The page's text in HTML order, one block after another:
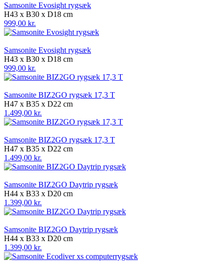
Samsonite Evosight rygsæk
H43 x B30 x D18 cm
999,00 kr.
Samsonite Evosight rygsæk
H43 x B30 x D18 cm
999,00 kr.
Samsonite BIZ2GO rygsæk 17,3 T
H47 x B35 x D22 cm
1.499,00 kr.
Samsonite BIZ2GO rygsæk 17,3 T
H47 x B35 x D22 cm
1.499,00 kr.
Samsonite BIZ2GO Daytrip rygsæk
H44 x B33 x D20 cm
1.399,00 kr.
Samsonite BIZ2GO Daytrip rygsæk
H44 x B33 x D20 cm
1.399,00 kr.